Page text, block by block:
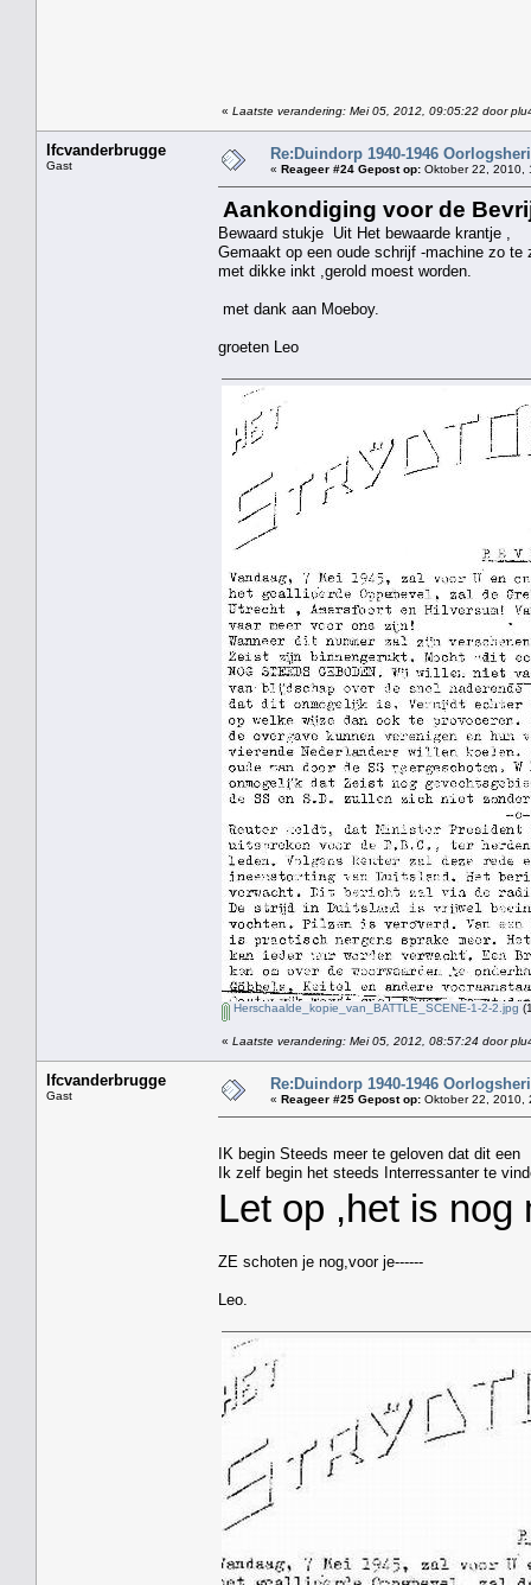
« Laatste verandering: Mei 05, 2012, 09:05:22 door
lfcvanderbrugge
Gast
Re:Duindorp 1940-1946
« Reageer #24 Gepost op: Oktober 22, 2010,
Aankondiging voor de
Bewaard stukje Uit Het bewaarde krantje ,
Gemaakt op een oude schrijf -machine zo
met dikke inkt ,gerold moest worden.
met dank aan Moeboy.
groeten Leo
Herschaalde_kopie_van_BATTLE_SCENE-1-2-2.jpg
« Laatste verandering: Mei 05, 2012, 08:57:24 door
lfcvanderbrugge
Gast
Re:Duindorp 1940-1946
« Reageer #25 Gepost op: Oktober 22, 2010,
IK begin Steeds meer te geloven dat dit
Ik zelf begin het steeds Interressanter te
Let op ,het is
ZE schoten je nog,voor je------
Leo.